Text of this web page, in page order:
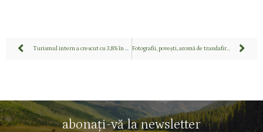
Turismul intern a crescut cu 3,8% în vara 2024 față de anul precedent Fotografii, povești, aromă de trandafir și mălai dulce din Valea Almăjului la Muzeul Țăranului Român din București
abonați-vă la newsletter